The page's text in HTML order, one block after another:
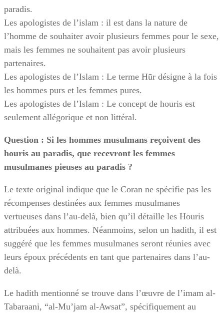
paradis.
Les apologistes de l’islam : il est dans la nature de
l’homme de souhaiter avoir plusieurs femmes pour le sexe,
mais les femmes ne souhaitent pas avoir plusieurs
partenaires.
Les apologistes de l’Islam : Le terme Hūr désigne à la fois
les hommes purs et les femmes pures.
Les apologistes de l’Islam : Le concept de houris est
seulement allégorique et non littéral.
Question : Si les hommes musulmans reçoivent des
houris au paradis, que recevront les femmes
musulmanes pieuses au paradis ?
Le texte original indique que le Coran ne spécifie pas les
récompenses destinées aux femmes musulmanes
vertueuses dans l’au-delà, bien qu’il détaille les Houris
attribuées aux hommes. Néanmoins, selon un hadith, il est
suggéré que les femmes musulmanes seront réunies avec
leurs époux précédents en tant que partenaires dans l’au-
delà.
Le hadith mentionné se trouve dans l’œuvre de l’imam al-
Tabaraani, “al-Mu’jam al-Awsat”, spécifiquement au